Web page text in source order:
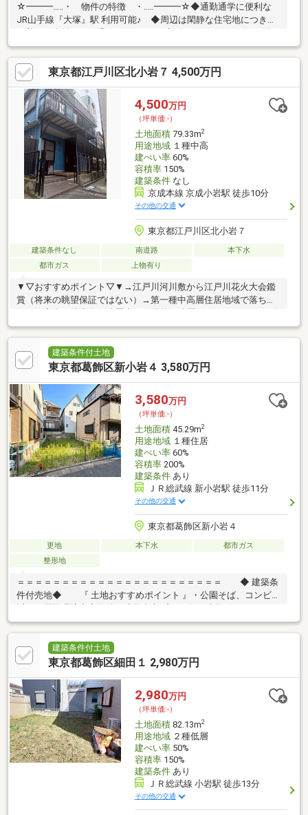
☆━━━…‥・ 物件の特徴 ・‥…━━━☆◆通勤通学に便利な
JR山手線『大塚』駅 利用可能♪ ◆周辺は閑静な住宅地につき落
ち着いた街並みでお過ごし頂けます♪◆スーパー、コンビニ、公
園等、生活環境良好♪◆同仕様モデルハウスのご案内や建物プレ
ゼンテーションも随時受付中♪是非、現地をご確認ください！♪物
件の詳細はADCAST押上支店迄「0120-982-095」
♪☆━━━…‥・ ━☆━ ・‥…━━━☆
東京都江戸川区北小岩７ 4,500万円
4,500万円
（坪単価:-）
土地面積79.33m2
用途地域１種中高
建ぺい率60%
容積率150%
建築条件なし
京成本線 京成小岩駅 徒歩10分
その他の交通
東京都江戸川区北小岩７
建築条件なし 南道路
本下水
都市ガス
上物有り
▼▽おすすめポイント▽▼→江戸川河川敷から江戸川花火大会鑑
賞（将来の眺望保証ではない）→第一種中高層住居地域で落ち着
ニ有お住まい探しは弊社にお任せください♪・個室で落ち着いた環
境の中、何でもご相談いただけます・不動産会社専用の物件情報
システムをご覧いただきお住まい探しができます・専用の資金計
画シミュレーションを使用し、お客様に合わせた資金計画・ライ
らお気軽にご相談ください購入・売却はもちろん住み替えや投資
など…お客様のご要望に応じた最適なご提案をいたします♪
建築条件付土地
東京都葛飾区新小岩４ 3,580万円
3,580万円
（坪単価:-）
土地面積45.29m2
用途地域１種住居
建ぺい率60%
容積率200%
建築条件あり
ＪＲ総武線 新小岩駅 徒歩11分
その他の交通
東京都葛飾区新小岩４
更地 本下水
都市ガス
整形地
＝＝＝＝＝＝＝＝＝＝＝＝＝＝＝＝＝＝＝＝＝＝＝ ◆ 建築条
件付売地◆ 『 土地おすすめポイント 』・公園そば、コンビニ
やすく検討も安心・3部屋×15帖LDK対応 … ゆとりある住まいが実
現可能・仕様・間取り相談可 … ライフスタイルに合わせた設計対
応『 ロケーション 』・JR総武線「新小岩」駅利用可 … 通勤・通
学もスムーズ・都心へ軽快アクセス … 暮らしの幅が広がる立地『
能＝＝＝＝＝＝＝＝＝＝＝＝＝＝＝＝＝＝＝＝＝＝＝
建築条件付土地
東京都葛飾区細田１ 2,980万円
2,980万円
（坪単価:-）
土地面積82.13m2
用途地域２種低層
建ぺい率50%
容積率150%
建築条件あり
ＪＲ総武線 小岩駅 徒歩13分
その他の交通